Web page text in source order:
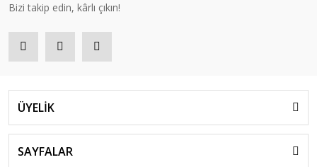
Bizi takip edin, kârlı çıkın!
ÜYELİK
SAYFALAR